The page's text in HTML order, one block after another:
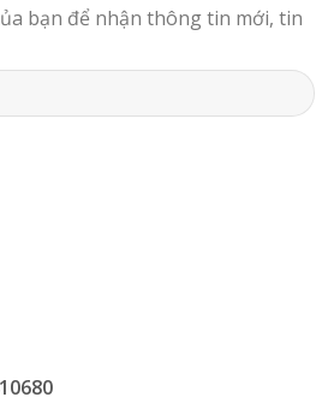
bạn để nhận thông tin mới, tin